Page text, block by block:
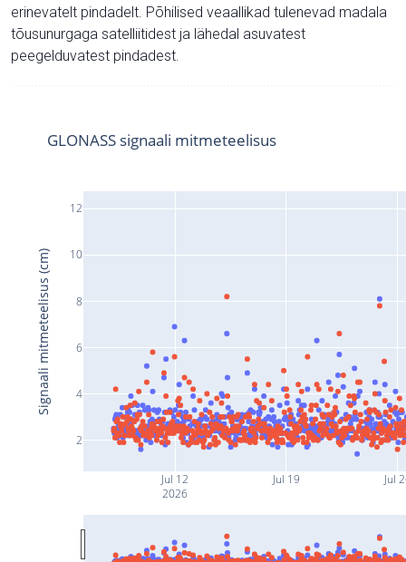
erinevatelt pindadelt. Põhilised veaallikad tulenevad madala
tõusunurgaga satelliitidest ja lähedal asuvatest
peegelduvatest pindadest.
Jul 12
2026
Jul 19 Jul
2
4
6
8
10
12
GLONASS signaali mitmeteelisus
Signaali mitmeteelisus (cm)